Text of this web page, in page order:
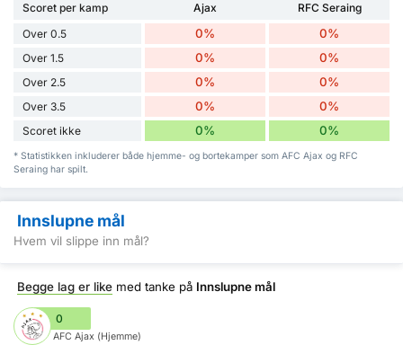
Scoret per kamp Ajax
RFC Seraing
Over 0.5
0% 0%
Over 1.5 0% 0%
Over 2.5 0% 0%
Over 3.5 0% 0%
Scoret ikke 0% 0%
* Statistikken inkluderer både hjemme- og bortekamper som AFC Ajax og RFC
Seraing har spilt.
Innslupne mål
Hvem vil slippe inn mål?
Begge lag er like med tanke på Innslupne mål
0
AFC Ajax (Hjemme)